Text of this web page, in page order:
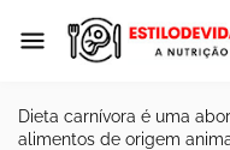
Dieta carnívora é uma
alimentos de origem